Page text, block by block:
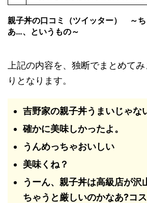
親子丼の口コミ（ツイッター） ～
あ…、というもの～
上記の内容を、独断でまとめて
りとなります。
吉野家の親子丼うまいじゃな
確かに美味しかったよ。
うんめっちゃおいしい
美味くね？
うーん、親子丼は高級店が沢
ちゃうと厳しいのかなあ?コ